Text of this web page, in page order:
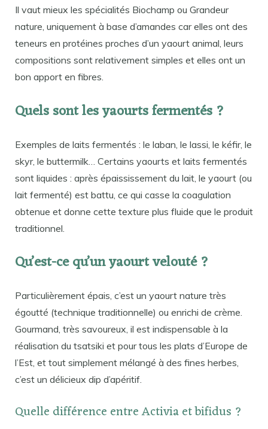
Il vaut mieux les spécialités Biochamp ou Grandeur
nature, uniquement à base d’amandes car elles ont des
teneurs en protéines proches d’un yaourt animal, leurs
compositions sont relativement simples et elles ont un
bon apport en fibres.
Quels sont les yaourts fermentés ?
Exemples de laits fermentés : le laban, le lassi, le kéfir, le
skyr, le buttermilk… Certains yaourts et laits fermentés
sont liquides : après épaississement du lait, le yaourt (ou
lait fermenté) est battu, ce qui casse la coagulation
obtenue et donne cette texture plus fluide que le produit
traditionnel.
Qu’est-ce qu’un yaourt velouté ?
Particulièrement épais, c’est un yaourt nature très
égoutté (technique traditionnelle) ou enrichi de crème.
Gourmand, très savoureux, il est indispensable à la
réalisation du tsatsiki et pour tous les plats d’Europe de
l’Est, et tout simplement mélangé à des fines herbes,
c’est un délicieux dip d’apéritif.
Quelle différence entre Activia et bifidus ?